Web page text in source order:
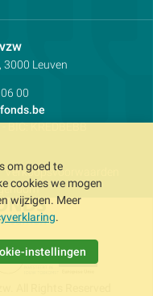
Contactpersoon:
3000 Leuven
00
- BIC:KREDBEBB
Verkoopsvoorwaarden
All Rights Reserved
om goed te
cookies we mogen
wijzigen. Meer
.
instellingen